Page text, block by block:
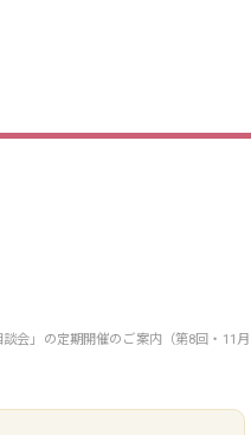
会」の定期開催のご案内（第8回・11月